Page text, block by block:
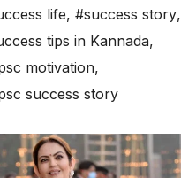
life, #success story,
tips in Kannada,
motivation,
success story